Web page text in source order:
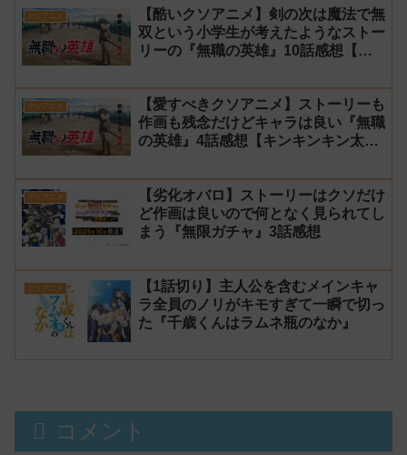
クソアニメ
【酷いクソアニメ】剣の次は魔法で無
双という小学生が考えたようなストー
リーの『無職の英雄』10話感想【キ
クソアニメ
【愛すべきクソアニメ】ストーリーも
作画も残念だけどキャラは良い『無職
の英雄』4話感想【キンキンキン太
クソアニメ
【劣化オバロ】ストーリーはクソだけ
ど作画は良いので何となく見られてし
まう『無限ガチャ』3話感想
クソアニメ
【1話切り】主人公を含むメインキャ
ラ全員のノリがキモすぎて一瞬で切っ
た『千歳くんはラムネ瓶のなか』
コメント